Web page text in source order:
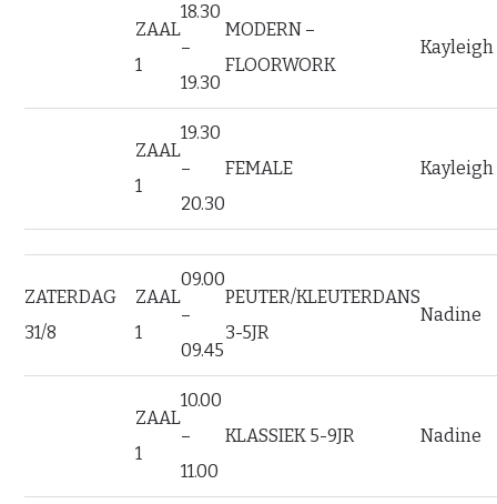
ZAAL
1
18.30
–
19.30
MODERN –
FLOORWORK
Kayleigh
ZAAL
1
19.30
–
20.30
FEMALE Kayleigh
ZATERDAG
31/8
ZAAL
1
09.00
–
09.45
PEUTER/KLEUTERDANS
3-5JR
Nadine
ZAAL
1
10.00
–
11.00
KLASSIEK 5-9JR Nadine